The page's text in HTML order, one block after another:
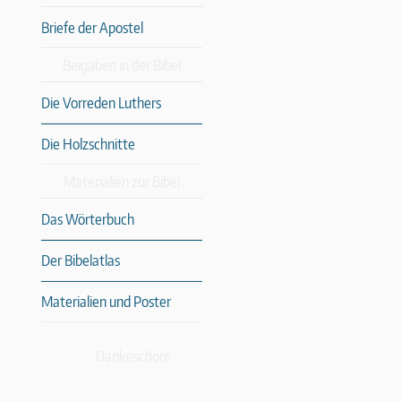
Briefe der Apostel
Die Vorreden Luthers
Die Holzschnitte
Das Wörterbuch
Der Bibelatlas
Materialien und Poster